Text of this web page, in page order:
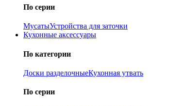
По серии
МусатыУстройства для заточки
Кухонные аксессуары
По категории
Доски разделочныеКухонная утвать
По серии